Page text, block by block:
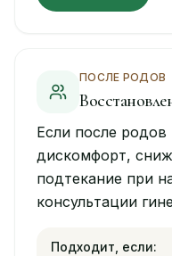
ПОСЛЕ РОДОВ
Если после родов
дискомфорт,
подтекание при
консультации
Подходит, если: